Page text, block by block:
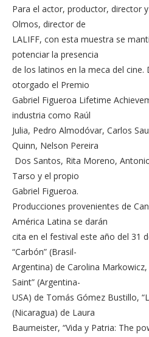
Para el actor, productor, director
Olmos, director de
LALIFF, con esta muestra se
potenciar la presencia
de los latinos en la meca del cine.
otorgado el Premio
Gabriel Figueroa Lifetime
industria como Raúl
Julia, Pedro Almodóvar, Carlos
Quinn, Nelson Pereira
Dos Santos, Rita Moreno,
Tarso y el propio
Gabriel Figueroa.
Producciones provenientes de
América Latina se darán
cita en el festival este año del 31
“Carbón” (Brasil-
Argentina) de Carolina
Saint” (Argentina-
USA) de Tomás Gómez Bustillo,
(Nicaragua) de Laura
Baumeister, “Vida y Patria: The